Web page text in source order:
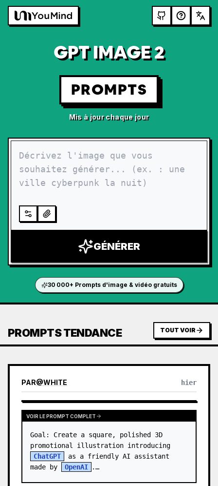
GPT IMAGE 2
PROMPTS
Mis à jour chaque jour
GÉNÉRER
30 000+ Prompts d'image & vidéo gratuits
PROMPTS TENDANCE TOUT VOIR
PAR@WHITE hier
VOIR LE PROMPT COMPLET
Goal: Create a square, polished 3D
ChatGPT
as a friendly AI assistant
made by
OpenAI .